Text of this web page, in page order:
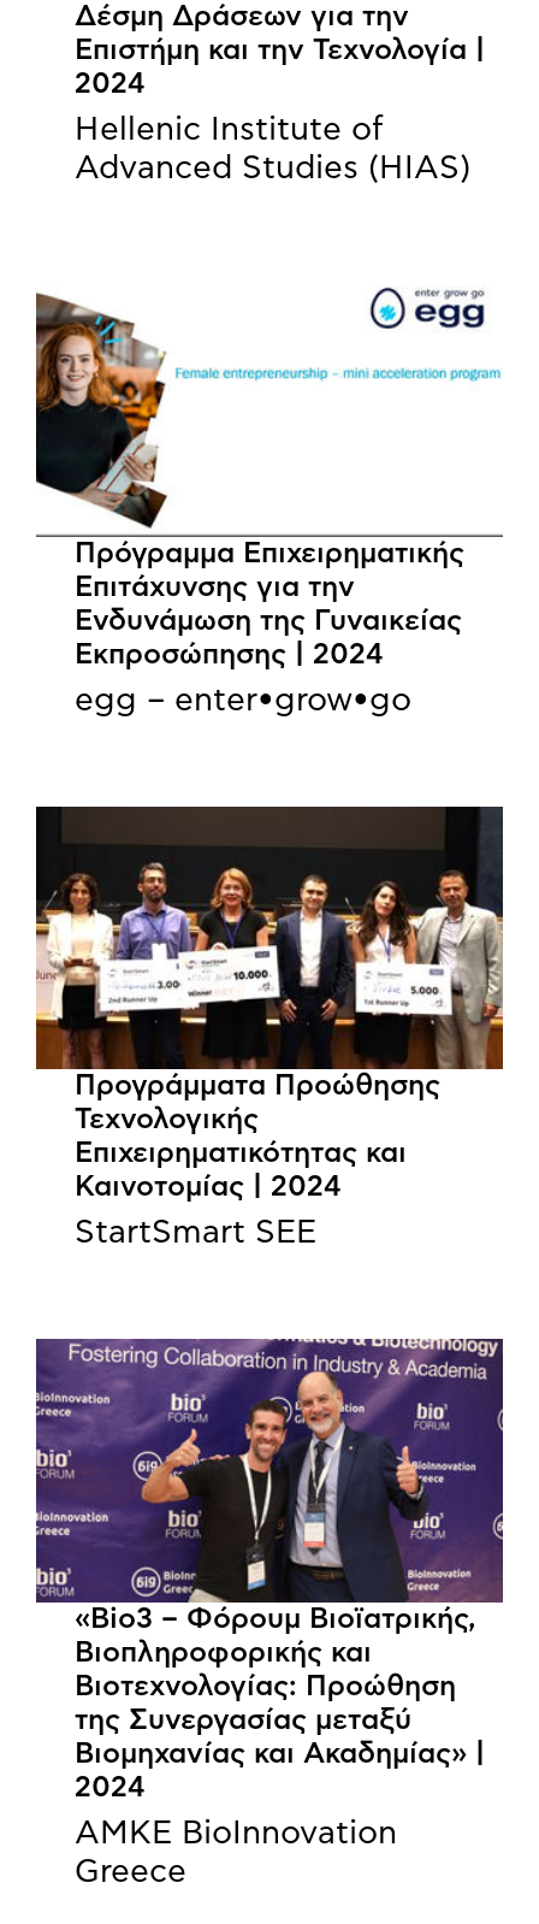
Δέσμη Δράσεων για την
Επιστήμη και την Τεχνολογία |
2024
Hellenic Institute of
Advanced Studies (HIAS)
Πρόγραμμα Επιχειρηματικής
Επιτάχυνσης για την
Ενδυνάμωση της Γυναικείας
Εκπροσώπησης | 2024
egg – enter•grow•go
Προγράμματα Προώθησης
Τεχνολογικής
Επιχειρηματικότητας και
Καινοτομίας | 2024
StartSmart SEE
«Bio3 – Φόρουμ Βιοϊατρικής,
Βιοπληροφορικής και
Βιοτεχνολογίας: Προώθηση
της Συνεργασίας μεταξύ
Βιομηχανίας και Ακαδημίας» |
2024
ΑΜΚΕ BioInnovation
Greece